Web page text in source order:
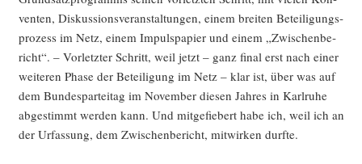
ven­ten, Dis­kus­si­ons­ver­an­stal­tun­gen, einem brei­ten Betei­li­gungs­
pro­zess im Netz, einem Impuls­pa­pier und einem „Zwi­schen­be­
richt“. – Vor­letz­ter Schritt, weil jetzt – ganz final erst nach einer
wei­te­ren Pha­se der Betei­li­gung im Netz – klar ist, über was auf
dem Bun­des­par­tei­tag im Novem­ber die­sen Jah­res in Karl­ru­he
abge­stimmt wer­den kann. Und mit­ge­fie­bert habe ich, weil ich an
der Urfas­sung, dem Zwi­schen­be­richt, mit­wir­ken durfte.